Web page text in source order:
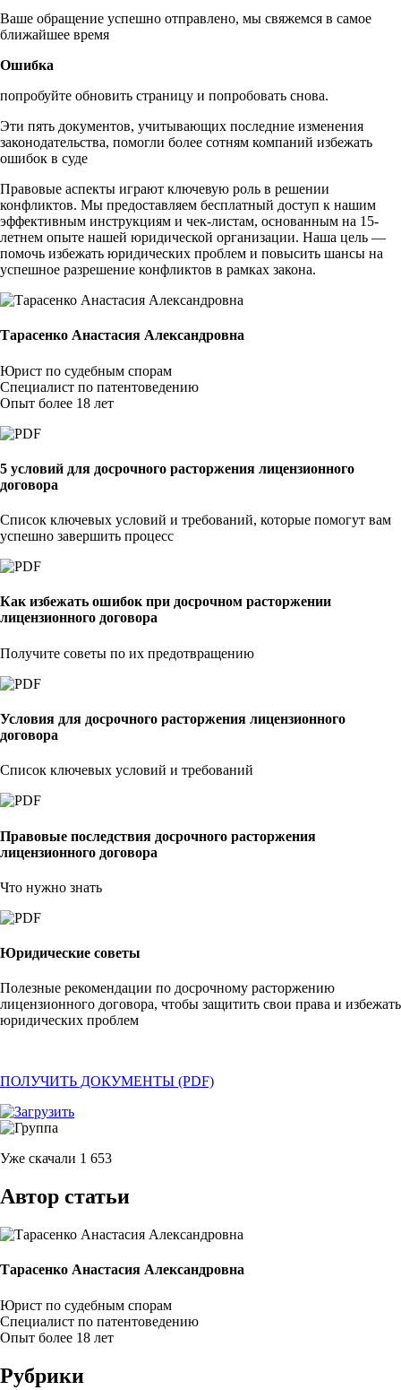
Ваше обращение успешно отправлено, мы свяжемся в самое
ближайшее время
Ошибка
попробуйте обновить страницу и попробовать снова.
Эти пять документов, учитывающих последние изменения
законодательства, помогли более сотням компаний избежать
ошибок в суде
Правовые аспекты играют ключевую роль в решении
конфликтов. Мы предоставляем бесплатный доступ к нашим
эффективным инструкциям и чек-листам, основанным на 15-
летнем опыте нашей юридической организации. Наша цель —
помочь избежать юридических проблем и повысить шансы на
успешное разрешение конфликтов в рамках закона.
Тарасенко Анастасия Александровна
Юрист по судебным спорам
Специалист по патентоведению
Опыт более 18 лет
5 условий для досрочного расторжения лицензионного
договора
Список ключевых условий и требований, которые помогут вам
успешно завершить процесс
Как избежать ошибок при досрочном расторжении
лицензионного договора
Получите советы по их предотвращению
Условия для досрочного расторжения лицензионного
договора
Список ключевых условий и требований
Правовые последствия досрочного расторжения
лицензионного договора
Что нужно знать
Юридические советы
Полезные рекомендации по досрочному расторжению
лицензионного договора, чтобы защитить свои права и избежать
юридических проблем
ПОЛУЧИТЬ ДОКУМЕНТЫ (PDF)
Уже скачали 1 653
Автор статьи
Тарасенко Анастасия Александровна
Юрист по судебным спорам
Специалист по патентоведению
Опыт более 18 лет
Рубрики